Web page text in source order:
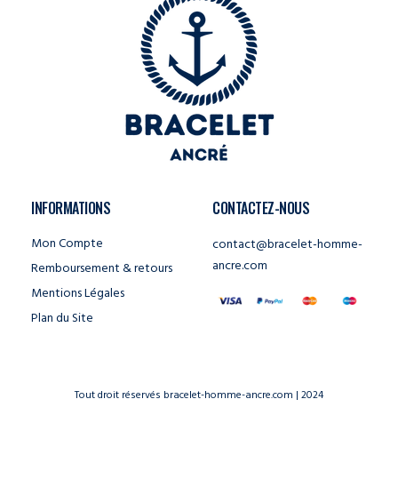
INFORMATIONS
Mon Compte
Remboursement & retours
Mentions Légales
Plan du Site
CONTACTEZ-NOUS
contact@bracelet-homme-
ancre.com
Tout droit réservés bracelet-homme-ancre.com | 2024